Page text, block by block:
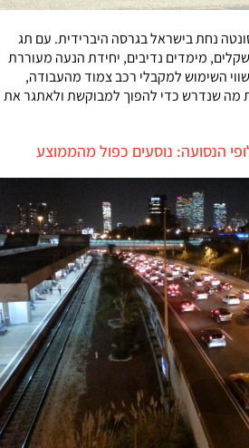
נחת בישראל בגרסה היברידית. עם תג
מ-159 אלף שקלים, מימדים נדיבים, יחידת הנעה מעוררת
השימוש למקבלי רכב צמוד מהעבודה,
מה שנדרש כדי להפוך למבוקשת ולאתגר את
הנסועה: נוסעים כפול מהממוצע